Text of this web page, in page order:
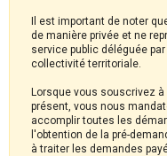
Il est important de noter
de manière privée et ne
service public déléguée
collectivité territoriale.
Lorsque vous souscrivez
présent, vous nous
accomplir toutes les
l'obtention de la pré-
à traiter les demandes